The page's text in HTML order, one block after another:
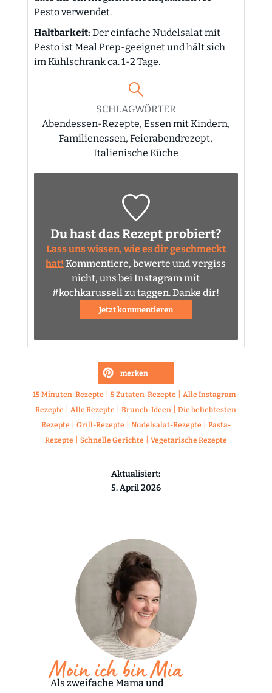
Pesto verwendet.
Haltbarkeit: Der einfache Nudelsalat mit
Pesto ist Meal Prep-geeignet und hält sich
im Kühlschrank ca. 1-2 Tage.
SCHLAGWÖRTER
Abendessen-Rezepte, Essen mit Kindern,
Familienessen, Feierabendrezept,
Italienische Küche
Du hast das Rezept probiert?
Lass uns wissen, wie es dir geschmeckt
hat! Kommentiere, bewerte und vergiss
nicht, uns bei Instagram mit
#kochkarussell zu taggen. Danke dir!
Jetzt kommentieren
merken
15 Minuten-Rezepte |5 Zutaten-Rezepte |Alle Instagram-
Rezepte
|Alle Rezepte |Brunch-Ideen |Die beliebtesten
Rezepte
Grill-Rezepte Nudelsalat-Rezepte
Pasta-
Rezepte
Schnelle Gerichte Vegetarische Rezepte
Aktualisiert:
5. April 2026
Moin ich bin Mia
Als zweifache Mama und